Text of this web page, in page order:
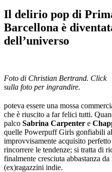
Il delirio pop di
Barcellona è
dell’universo
Foto di Christian Bertrand. Click
sulla foto per ingrandire.
poteva essere una mossa
che è riuscito a far felici tutti.
palco Sabrina Carpenter e
quelle Powerpuff Girls gonfiabili
improvvisamente acquisito
rincorrere le tendenze; si tratta di
finalmente cresciuta abbastanza
(ex)ragazzini indie.